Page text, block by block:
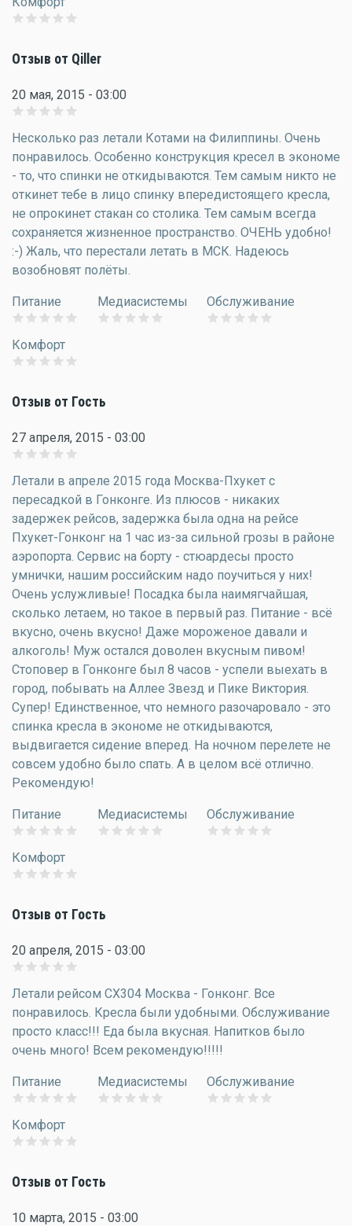
Отзыв от Qiller
20 мая, 2015 - 03:00
Несколько раз летали Котами на Филиппины. Очень
понравилось. Особенно конструкция кресел в экономе
- то, что спинки не откидываются. Тем самым никто не
откинет тебе в лицо спинку впередистоящего кресла,
не опрокинет стакан со столика. Тем самым всегда
сохраняется жизненное пространство. ОЧЕНЬ удобно!
:-) Жаль, что перестали летать в МСК. Надеюсь
возобновят полёты.
Питание Медиасистемы Обслуживание
Комфорт
Отзыв от Гость
27 апреля, 2015 - 03:00
Летали в апреле 2015 года Москва-Пхукет с
пересадкой в Гонконге. Из плюсов - никаких
задержек рейсов, задержка была одна на рейсе
Пхукет-Гонконг на 1 час из-за сильной грозы в районе
аэропорта. Сервис на борту - стюардесы просто
умнички, нашим российским надо поучиться у них!
Очень услужливые! Посадка была наимягчайшая,
сколько летаем, но такое в первый раз. Питание - всё
вкусно, очень вкусно! Даже мороженое давали и
алкоголь! Муж остался доволен вкусным пивом!
Стоповер в Гонконге был 8 часов - успели выехать в
город, побывать на Аллее Звезд и Пике Виктория.
Супер! Единственное, что немного разочаровало - это
спинка кресла в экономе не откидываются,
выдвигается сидение вперед. На ночном перелете не
совсем удобно было спать. А в целом всё отлично.
Рекомендую!
Питание Медиасистемы Обслуживание
Комфорт
Отзыв от Гость
20 апреля, 2015 - 03:00
Летали рейсом CX304 Москва - Гонконг. Все
понравилось. Кресла были удобными. Обслуживание
просто класс!!! Еда была вкусная. Напитков было
очень много! Всем рекомендую!!!!!
Питание Медиасистемы Обслуживание
Комфорт
Отзыв от Гость
10 марта, 2015 - 03:00